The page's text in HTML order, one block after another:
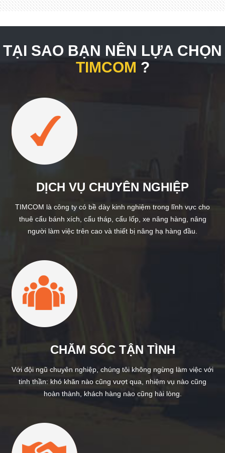
TẠI SAO BẠN NÊN LỰA CHỌN
TIMCOM ?
DỊCH VỤ CHUYÊN NGHIỆP
TIMCOM là công ty có bề dày kinh nghiệm trong lĩnh vực cho
thuê cẩu bánh xích, cẩu tháp, cẩu lốp, xe nâng hàng, nâng
người làm việc trên cao và thiết bị nâng hạ hàng đầu.
CHĂM SÓC TẬN TÌNH
Với đội ngũ chuyên nghiệp, chúng tôi không ngừng làm việc với
tinh thần: khó khăn nào cũng vượt qua, nhiệm vụ nào cũng
hoàn thành, khách hàng nào cũng hài lòng.